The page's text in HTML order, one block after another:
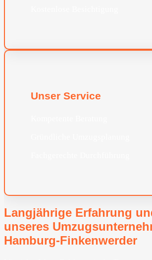
Unser Service
Langjährige Erfahrung
unseres
Hamburg-Finkenwerder